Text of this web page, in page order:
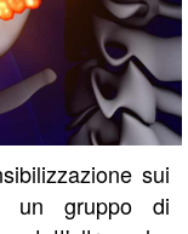
sui
un gruppo di